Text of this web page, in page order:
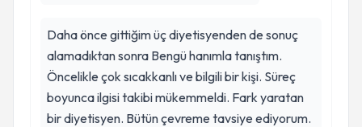
Daha önce gittiğim üç diyetisyenden de sonuç
alamadıktan sonra Bengü hanımla tanıştım.
Öncelikle çok sıcakkanlı ve bilgili bir kişi. Süreç
boyunca ilgisi takibi mükemmeldi. Fark yaratan
bir diyetisyen. Bütün çevreme tavsiye ediyorum.